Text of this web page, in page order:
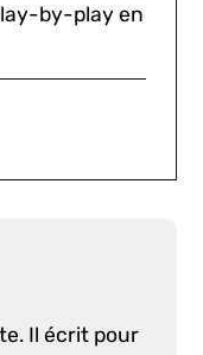
by-play en
Il écrit pour